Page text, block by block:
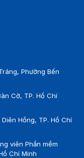
Phường Bến
Cờ, TP. Hồ Chí
Hồng, TP. Hồ Chí
viên Phần mềm
Chí Minh